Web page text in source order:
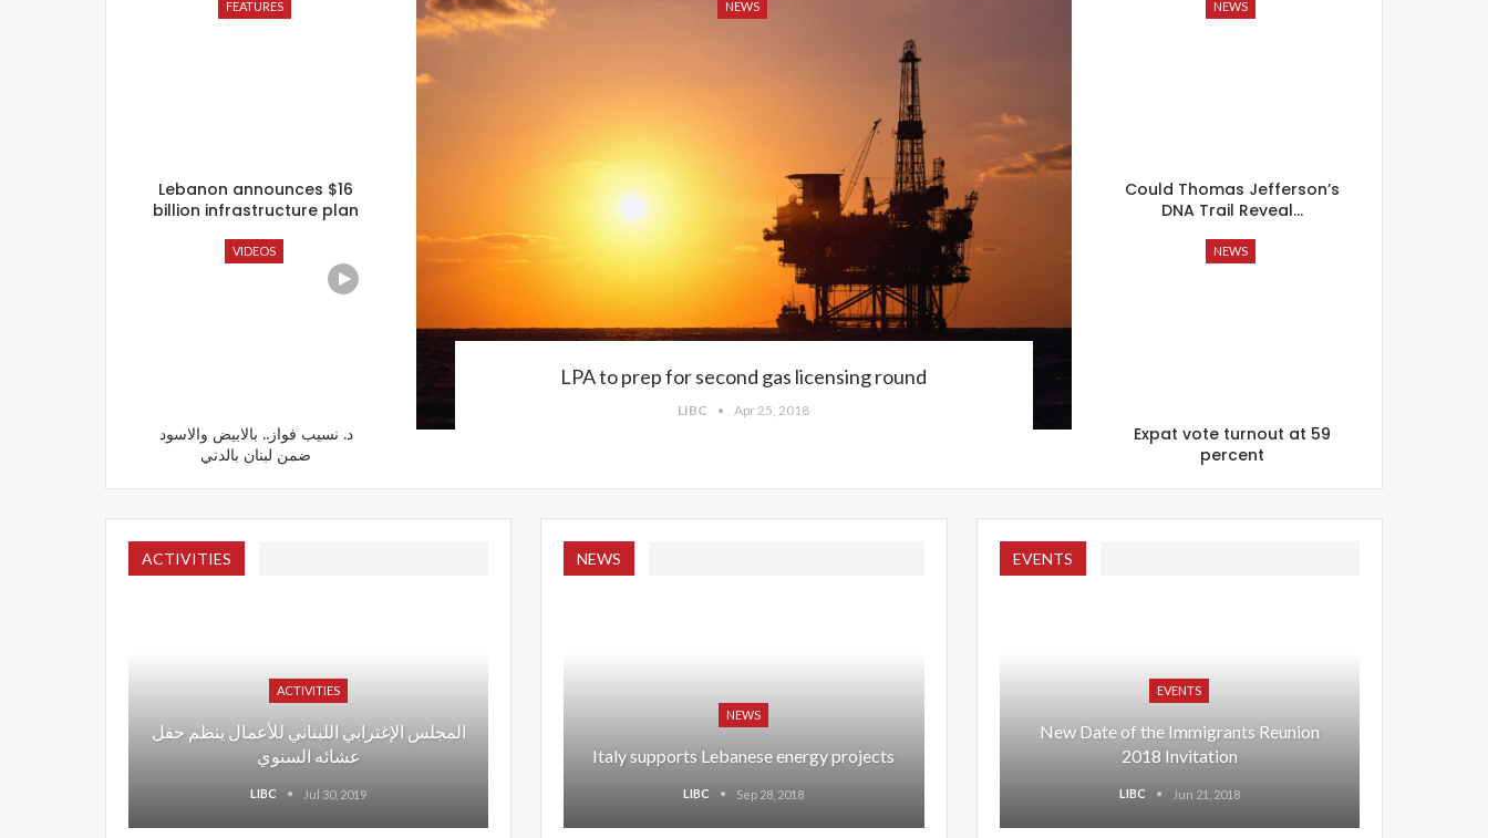
NEWS
LPA to prep for second gas licensing round
LIBC Apr 25, 2018
FEATURES
Lebanon announces $16
billion infrastructure plan
VIDEOS
د. نسيب فواز.. بالابيض والاسود
ضمن لبنان بالدني
NEWS
Could Thomas Jefferson’s
DNA Trail Reveal…
NEWS
Expat vote turnout at 59
percent
ACTIVITIES
ACTIVITIES
المجلس الإغترابي اللبناني للأعمال ينظم حفل
عشائه السنوي
LIBC Jul 30, 2019
NEWS
NEWS
Italy supports Lebanese energy projects
LIBC Sep 28, 2018
EVENTS
EVENTS
New Date of the Immigrants Reunion
2018 Invitation
LIBC Jun 21, 2018